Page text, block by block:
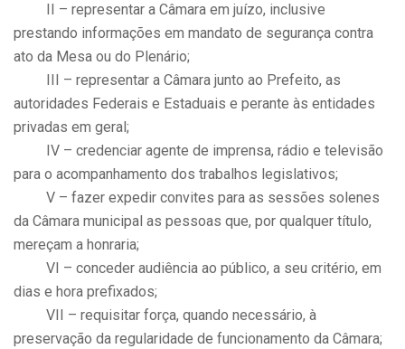
II – representar a Câmara em juízo, inclusive
prestando informações em mandato de segurança contra
ato da Mesa ou do Plenário;
III – representar a Câmara junto ao Prefeito, as
autoridades Federais e Estaduais e perante às entidades
privadas em geral;
IV – credenciar agente de imprensa, rádio e televisão
para o acompanhamento dos trabalhos legislativos;
V – fazer expedir convites para as sessões solenes
da Câmara municipal as pessoas que, por qualquer título,
mereçam a honraria;
VI – conceder audiência ao público, a seu critério, em
dias e hora prefixados;
VII – requisitar força, quando necessário, à
preservação da regularidade de funcionamento da Câmara;